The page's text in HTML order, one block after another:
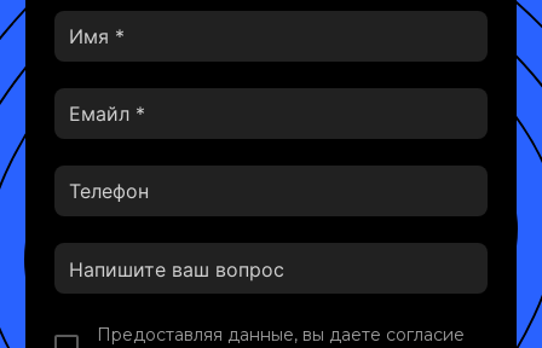
Предоставляя данные, вы даете согласие